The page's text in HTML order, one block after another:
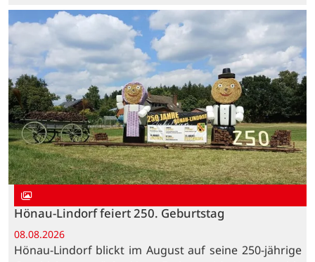
Hönau-Lindorf feiert 250. Geburtstag
08.08.2026
Hönau-Lindorf blickt im August auf seine 250-jährige